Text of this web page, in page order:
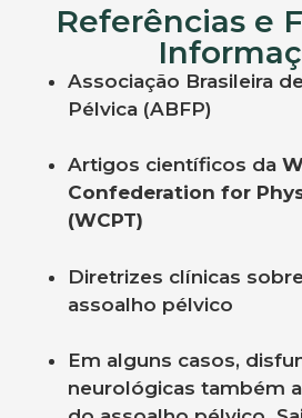
Referências e
Associação Brasileira
Pélvica (ABFP)
Artigos científicos da
Confederation for
(WCPT)
Diretrizes clínicas
assoalho pélvico
Em alguns casos,
neurológicas também